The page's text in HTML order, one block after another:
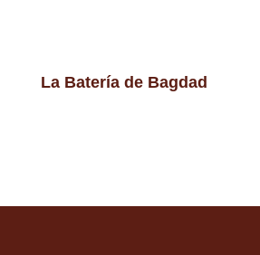
La Batería de Bagdad